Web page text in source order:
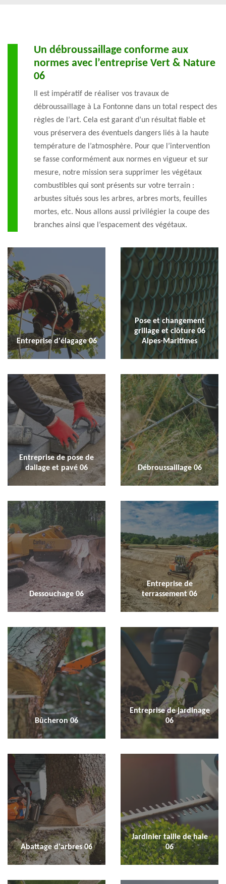
Un débroussaillage conforme aux
normes avec l’entreprise Vert & Nature
06
Il est impératif de réaliser vos travaux de
débroussaillage à La Fontonne dans un total respect des
règles de l’art. Cela est garant d’un résultat fiable et
vous préservera des éventuels dangers liés à la haute
température de l’atmosphère. Pour que l’intervention
se fasse conformément aux normes en vigueur et sur
mesure, notre mission sera supprimer les végétaux
combustibles qui sont présents sur votre terrain :
arbustes situés sous les arbres, arbres morts, feuilles
mortes, etc. Nous allons aussi privilégier la coupe des
branches ainsi que l’espacement des végétaux.
Entreprise d'élagage 06
Pose et changement
grillage et clôture 06
Alpes-Maritimes
Entreprise de pose de
dallage et pavé 06
Débroussaillage 06
Dessouchage 06
Entreprise de
terrassement 06
Bûcheron 06
Entreprise de jardinage
06
Abattage d'arbres 06
Jardinier taille de haie
06